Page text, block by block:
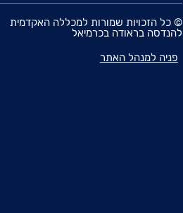
© כל הזכויות שמורות למכללה האקדמית
להנדסה בראודה בכרמיאל
פניה למנהל האתר